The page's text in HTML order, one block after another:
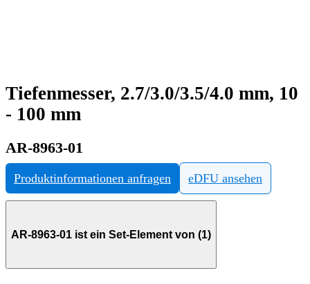
Tiefenmesser, 2.7/3.0/3.5/4.0 mm, 10
- 100 mm
AR-8963-01
Produktinformationen anfragen eDFU ansehen
AR-8963-01 ist ein Set-Element von (1)